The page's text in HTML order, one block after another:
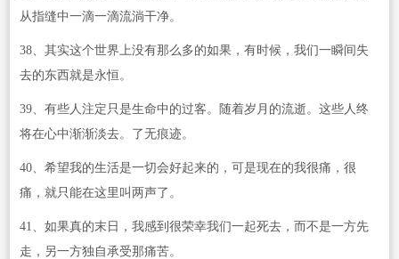
从指缝中一滴一滴流淌干净。
38、其实这个世界上没有那么多的如果，有时候，我们一瞬间失
去的东西就是永恒。
39、有些人注定只是生命中的过客。随着岁月的流逝。这些人终
将在心中渐渐淡去。了无痕迹。
40、希望我的生活是一切会好起来的，可是现在的我很痛，很
痛，就只能在这里叫两声了。
41、如果真的末日，我感到很荣幸我们一起死去，而不是一方先
走，另一方独自承受那痛苦。